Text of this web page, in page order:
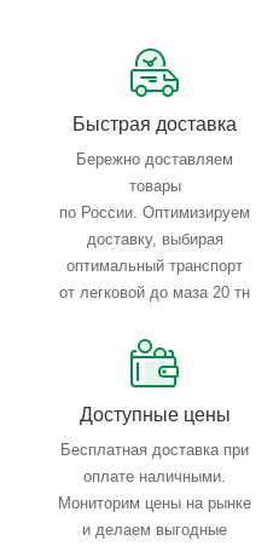
Тройной весовой контроль:
Быстрая доставка
Бережно доставляем
товары
по России. Оптимизируем
доставку, выбирая
оптимальный транспорт
от легковой до маза 20 тн
Доступные цены
Бесплатная доставка при
оплате наличными.
Мониторим цены на рынке
и делаем выгодные